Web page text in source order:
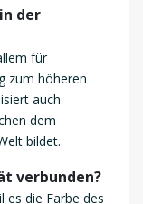
der
für
zum höheren
auch
dem
bildet.
verbunden?
es die Farbe des